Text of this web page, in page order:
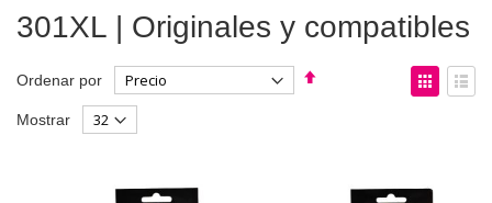
301XL | Originales y compatibles
Ordenar por
Fijar
Ver
como
Mostrar